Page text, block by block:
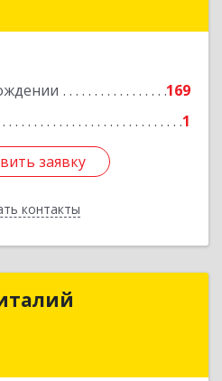
169
1
заявку
контакты
Подробнее
заявку
Назад
Виталий